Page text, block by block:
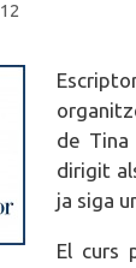
de Tina
dirigit
ja siga
El curs